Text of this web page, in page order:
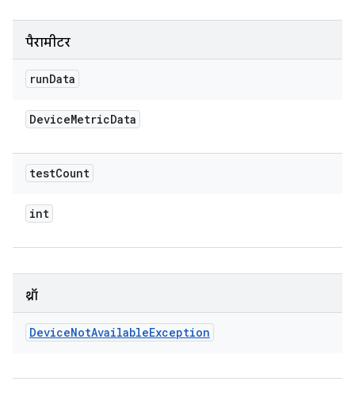
पैरामीटर
runData
DeviceMetricData
testCount
int
थ्रॉ
DeviceNotAvailableException